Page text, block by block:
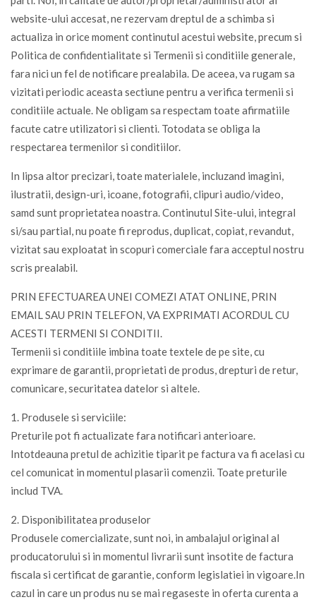
website-ului accesat, ne rezervam dreptul de a schimba si
actualiza in orice moment continutul acestui website, precum si
Politica de confidentialitate si Termenii si conditiile generale,
fara nici un fel de notificare prealabila. De aceea, va rugam sa
vizitati periodic aceasta sectiune pentru a verifica termenii si
conditiile actuale. Ne obligam sa respectam toate afirmatiile
facute catre utilizatori si clienti. Totodata se obliga la
respectarea termenilor si conditiilor.
In lipsa altor precizari, toate materialele, incluzand imagini,
ilustratii, design-uri, icoane, fotografii, clipuri audio/video,
samd sunt proprietatea noastra. Continutul Site-ului, integral
si/sau partial, nu poate fi reprodus, duplicat, copiat, revandut,
vizitat sau exploatat in scopuri comerciale fara acceptul nostru
scris prealabil.
PRIN EFECTUAREA UNEI COMEZI ATAT ONLINE, PRIN
EMAIL SAU PRIN TELEFON, VA EXPRIMATI ACORDUL CU
ACESTI TERMENI SI CONDITII.
Termenii si conditiile imbina toate textele de pe site, cu
exprimare de garantii, proprietati de produs, drepturi de retur,
comunicare, securitatea datelor si altele.
1. Produsele si serviciile:
Preturile pot fi actualizate fara notificari anterioare.
Intotdeauna pretul de achizitie tiparit pe factura va fi acelasi cu
cel comunicat in momentul plasarii comenzii. Toate preturile
includ TVA.
2. Disponibilitatea produselor
Produsele comercializate, sunt noi, in ambalajul original al
producatorului si in momentul livrarii sunt insotite de factura
fiscala si certificat de garantie, conform legislatiei in vigoare.In
cazul in care un produs nu se mai regaseste in oferta curenta a